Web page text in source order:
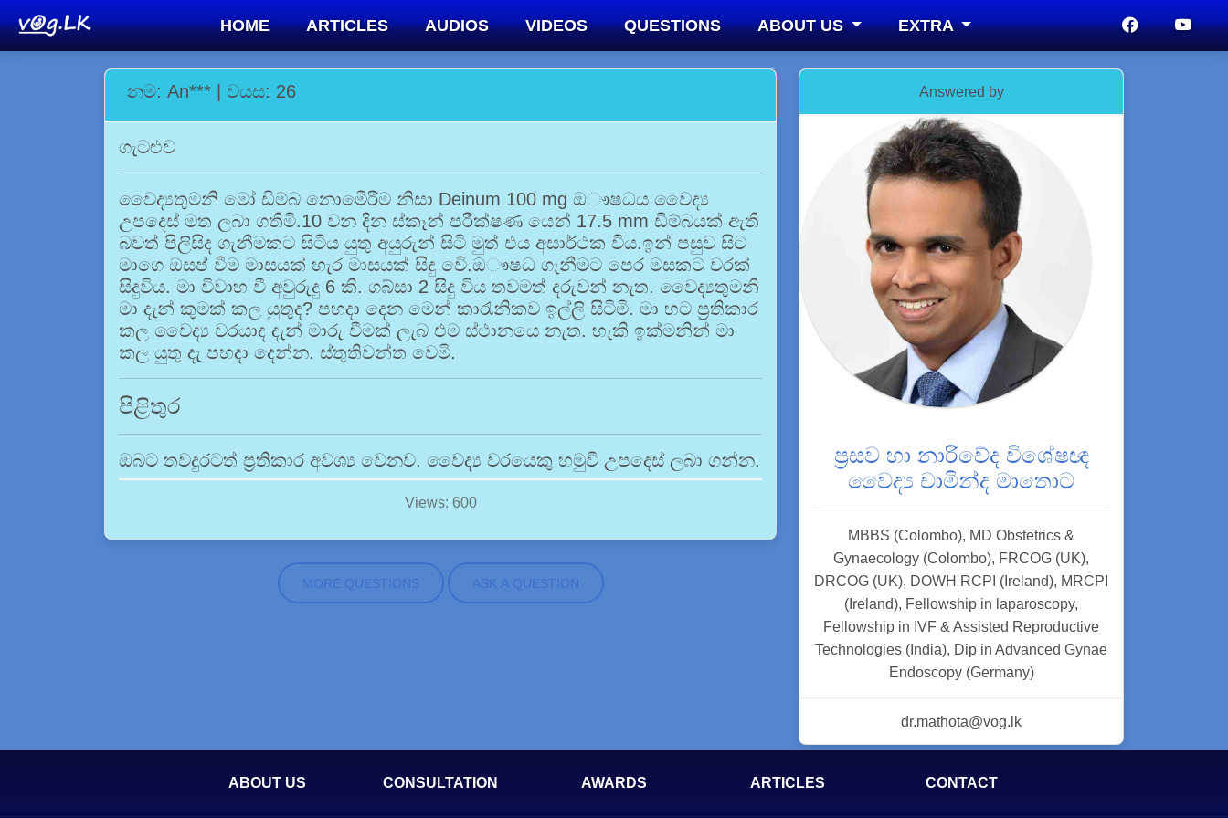
HOME ARTICLES AUDIOS VIDEOS QUESTIONS ABOUT US EXTRA
නම: An*** | වයස: 26
ගැටළුව
⁣වෛද්‍යතුමනි මාේ ඩිම්බ නොමෙීරීම නිසා Deinum 100 mg ඔෟෂධය වෛද්‍ය
උපදෙස් මත ලබා ගතිමි.10 වන දින ස්කෑන් පරීක්ෂණ යෙන් 17.5 mm ඩිම්බයක් ඇති
බවත් පිලිසිද ගැනීමකට සිටිය යුතු අයුරුන් සිටි මුත් එය අසාර්ථක විය.ඉන් පසුව සිට
මාගෙ ඔසප් වීම මාසයක් හැර මාසයක් සිදු වෙි.ඔෟෂධ ගැනීමට පෙර මසකට වරක්
සිදුවිය. මා විවාහ වී අවුරුදු 6 කි. ගබ්සා 2 සිදු විය තවමත් දරුවන් නැත. වෛද්‍යතුමනි
මා දැන් කුමක් කල යුතුද? පහදා දෙන මෙන් කාරැනිකව ඉල්ලි සිටිමි. මා හට ප්‍රතිකාර
කල වෛද්‍ය වරයාද දැන් මාරු වීමක් ලැබ එම ස්ථානයෙ නැත. හැකි ඉක්මනින් මා
කල යුතු දැ පහදා දෙන්න. ස්තුතිවන්ත වෙමි.
පිළිතුර
ඔබට තවදුරටත් ප්‍රතිකාර අවශ්‍ය වෙනව. වෛද්‍ය වරයෙකු හමුවී උපදෙස් ලබා ගන්න.
Views: 600
MORE QUESTIONS ASK A QUESTION
Answered by
ප්‍රසව හා නාරිවේද විශේෂඥ
වෛද්‍ය චාමින්ද මාතොට
MBBS (Colombo), MD Obstetrics &
Gynaecology (Colombo), FRCOG (UK),
DRCOG (UK), DOWH RCPI (Ireland), MRCPI
(Ireland), Fellowship in laparoscopy,
Fellowship in IVF & Assisted Reproductive
Technologies (India), Dip in Advanced Gynae
Endoscopy (Germany)
dr.mathota@vog.lk
ABOUT US CONSULTATION AWARDS ARTICLES CONTACT